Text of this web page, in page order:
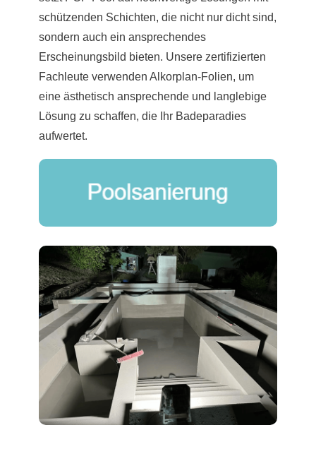
schützenden Schichten, die nicht nur dicht sind,
sondern auch ein ansprechendes
Erscheinungsbild bieten. Unsere zertifizierten
Fachleute verwenden Alkorplan-Folien, um
eine ästhetisch ansprechende und langlebige
Lösung zu schaffen, die Ihr Badeparadies
aufwertet.